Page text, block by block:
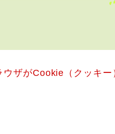
ザがCookie（クッキー